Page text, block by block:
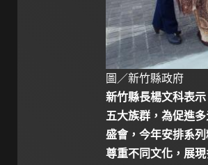
圖／新竹縣政府
新竹縣長楊文科表
五大族群，為促進
盛會，今年安排系
尊重不同文化，展